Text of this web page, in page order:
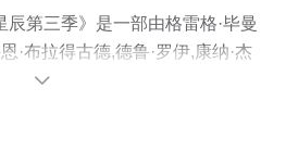
第三季》是一部由格雷格·毕曼
·布拉得古德,德鲁·罗伊,康纳·杰
加布埃尔,Mpho,Koaho,莎拉·卡特
清未删减完整版电视剧全集就
